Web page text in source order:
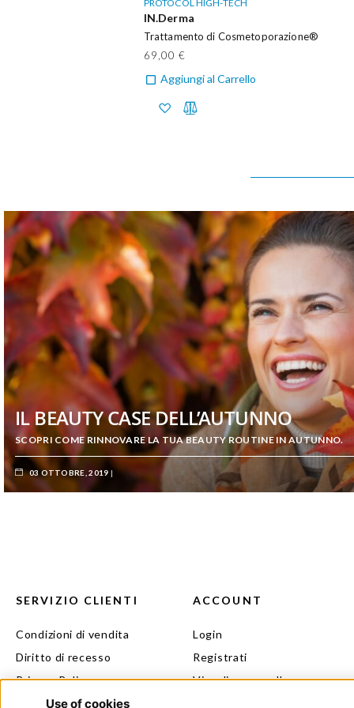
PROTOCOL HIGH-TECH
IN.Derma
Trattamento di Cosmetoporazione®
69,00 €
Aggiungi al Carrello
IL MIGLIOR MODO PER
COMINCIARE DAL SIERO.
10 OTTOBRE, 2019
SERVIZIO CLIENTI
Condizioni di vendita
Diritto di recesso
Privacy Policy
Cookie Policy
ACCOUNT
Login
Registrati
Visualizza carrello